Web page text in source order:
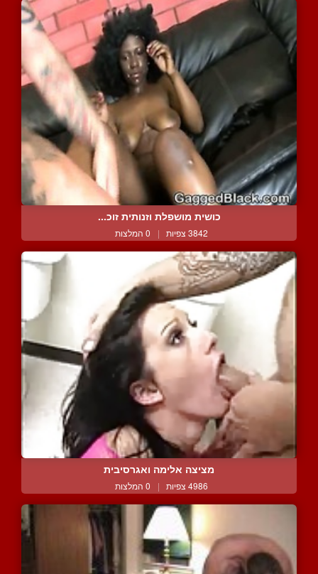
כושית מושפלת וזנותית זוכ...
3842 צפיות | 0 המלצות
מציצה אלימה ואגרסיבית
4986 צפיות | 0 המלצות